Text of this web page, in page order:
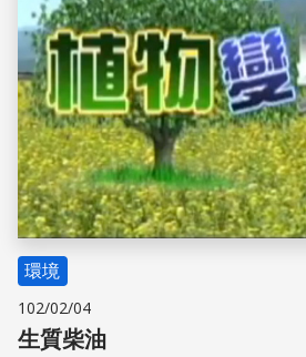
環境
102/02/04
生質柴油